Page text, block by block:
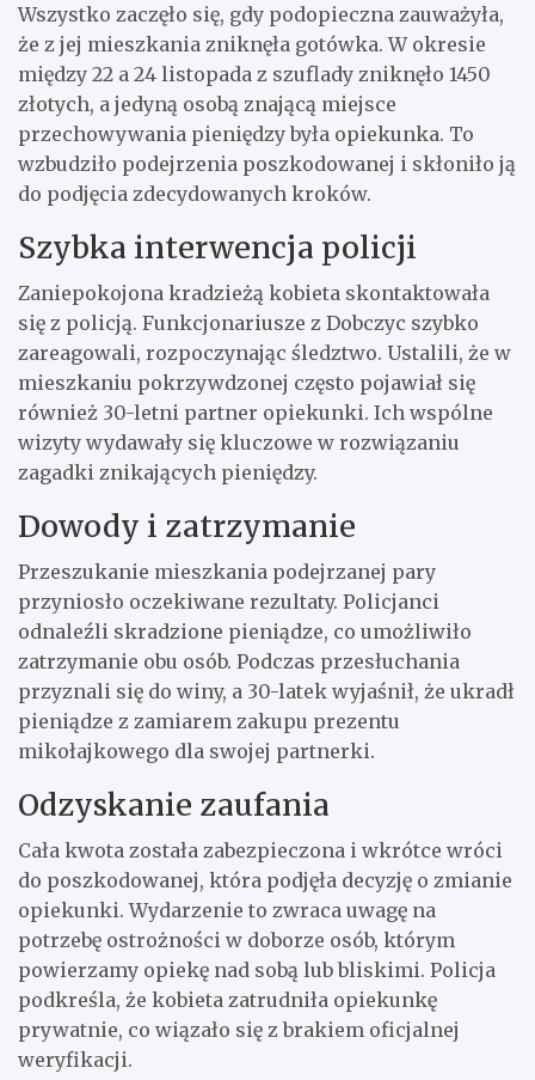
Wszystko zaczęło się, gdy podopieczna zauważyła,
że z jej mieszkania zniknęła gotówka. W okresie
między 22 a 24 listopada z szuflady zniknęło 1450
złotych, a jedyną osobą znającą miejsce
przechowywania pieniędzy była opiekunka. To
wzbudziło podejrzenia poszkodowanej i skłoniło ją
do podjęcia zdecydowanych kroków.
Szybka interwencja policji
Zaniepokojona kradzieżą kobieta skontaktowała
się z policją. Funkcjonariusze z Dobczyc szybko
zareagowali, rozpoczynając śledztwo. Ustalili, że w
mieszkaniu pokrzywdzonej często pojawiał się
również 30-letni partner opiekunki. Ich wspólne
wizyty wydawały się kluczowe w rozwiązaniu
zagadki znikających pieniędzy.
Dowody i zatrzymanie
Przeszukanie mieszkania podejrzanej pary
przyniosło oczekiwane rezultaty. Policjanci
odnaleźli skradzione pieniądze, co umożliwiło
zatrzymanie obu osób. Podczas przesłuchania
przyznali się do winy, a 30-latek wyjaśnił, że ukradł
pieniądze z zamiarem zakupu prezentu
mikołajkowego dla swojej partnerki.
Odzyskanie zaufania
Cała kwota została zabezpieczona i wkrótce wróci
do poszkodowanej, która podjęła decyzję o zmianie
opiekunki. Wydarzenie to zwraca uwagę na
potrzebę ostrożności w doborze osób, którym
powierzamy opiekę nad sobą lub bliskimi. Policja
podkreśla, że kobieta zatrudniła opiekunkę
prywatnie, co wiązało się z brakiem oficjalnej
weryfikacji.